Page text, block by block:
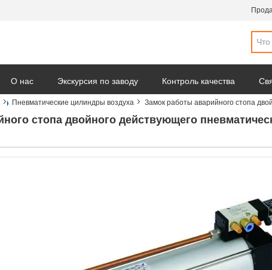
О нас Экскурсия по заводу Контроль качества
Новости компании
Пневматические цилиндры воздуха
Замок работы аварийного стопа
стопа двойного действующего